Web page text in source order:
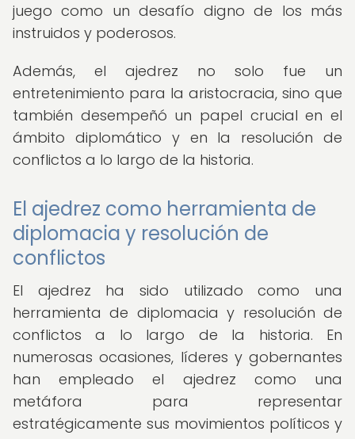
juego como un desafío digno de los más
instruidos y poderosos.
Además, el ajedrez no solo fue un
entretenimiento para la aristocracia, sino que
también desempeñó un papel crucial en el
ámbito diplomático y en la resolución de
conflictos a lo largo de la historia.
El ajedrez como herramienta de
diplomacia y resolución de
conflictos
El ajedrez ha sido utilizado como una
herramienta de diplomacia y resolución de
conflictos a lo largo de la historia. En
numerosas ocasiones, líderes y gobernantes
han empleado el ajedrez como una
metáfora para representar
estratégicamente sus movimientos políticos y